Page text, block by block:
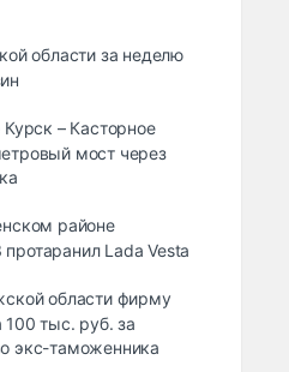
области за неделю
– Касторное
мост через
районе
Lada Vesta
области фирму
тыс. руб. за
экс-таможенника